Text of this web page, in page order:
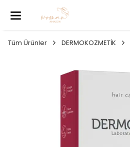
Tüm Ürünler DERMOKOZMETİK